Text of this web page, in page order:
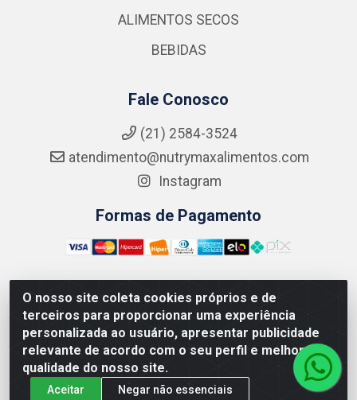
O nosso site coleta cookies próprios e de
terceiros para proporcionar uma experiência
personalizada ao usuário, apresentar publicidade
relevante de acordo com o seu perfil e melhorar a
qualidade do nosso site.
Aceitar Negar não essenciais
ALIMENTOS SECOS
BEBIDAS
Fale Conosco
(21) 2584-3524
atendimento@nutrymaxalimentos.com
Instagram
Formas de Pagamento
NUTRY MAX COMÉRCIO DE PRODUTOS ALIMENTICIOS
LTDA - RUA DO FEIJÃO, 721 PENHA CIRCULAR/RJ -
CNPJ: 15.796.122/0001-03